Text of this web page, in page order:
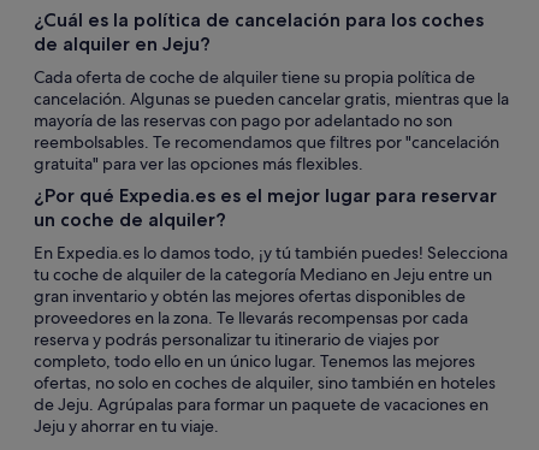
¿Cuál es la política de cancelación para los coches
de alquiler en Jeju?
Cada oferta de coche de alquiler tiene su propia política de
cancelación. Algunas se pueden cancelar gratis, mientras que la
mayoría de las reservas con pago por adelantado no son
reembolsables. Te recomendamos que filtres por "cancelación
gratuita" para ver las opciones más flexibles.
¿Por qué Expedia.es es el mejor lugar para reservar
un coche de alquiler?
En Expedia.es lo damos todo, ¡y tú también puedes! Selecciona
tu coche de alquiler de la categoría Mediano en Jeju entre un
gran inventario y obtén las mejores ofertas disponibles de
proveedores en la zona. Te llevarás recompensas por cada
reserva y podrás personalizar tu itinerario de viajes por
completo, todo ello en un único lugar. Tenemos las mejores
ofertas, no solo en coches de alquiler, sino también en hoteles
de Jeju. Agrúpalas para formar un paquete de vacaciones en
Jeju y ahorrar en tu viaje.